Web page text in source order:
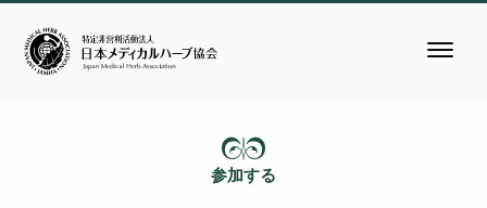
参加する